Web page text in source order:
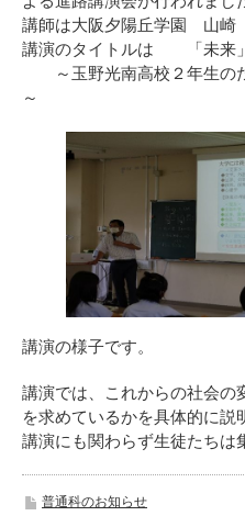
講師は大阪夕陽丘学園 山崎
講演のタイトルは 「未来
～玉野光南高校２年生の
～
講演の様子です。
講演では、これからの社会の
を求めているかを具体的に
講演にも関わらず生徒たちは
普通科のお知らせ